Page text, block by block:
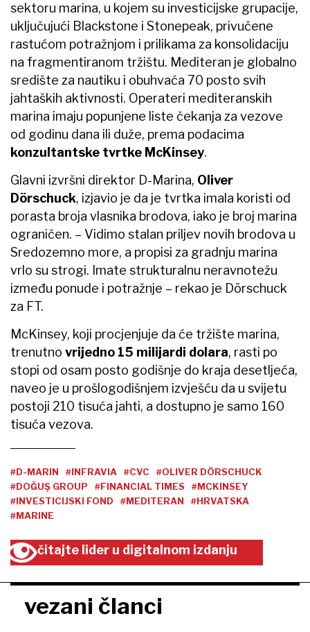
sektoru marina, u kojem su investicijske grupacije,
uključujući Blackstone i Stonepeak, privučene
rastućom potražnjom i prilikama za konsolidaciju
na fragmentiranom tržištu. Mediteran je globalno
središte za nautiku i obuhvaća 70 posto svih
jahtaških aktivnosti. Operateri mediteranskih
marina imaju popunjene liste čekanja za vezove
od godinu dana ili duže, prema podacima
konzultantske tvrtke McKinsey.
Glavni izvršni direktor D-Marina, Oliver
Dörschuck, izjavio je da je tvrtka imala koristi od
porasta broja vlasnika brodova, iako je broj marina
ograničen. – Vidimo stalan priljev novih brodova u
Sredozemno more, a propisi za gradnju marina
vrlo su strogi. Imate strukturalnu neravnotežu
između ponude i potražnje – rekao je Dörschuck
za FT.
McKinsey, koji procjenjuje da će tržište marina,
trenutno vrijedno 15 milijardi dolara, rasti po
stopi od osam posto godišnje do kraja desetljeća,
naveo je u prošlogodišnjem izvješću da u svijetu
postoji 210 tisuća jahti, a dostupno je samo 160
tisuća vezova.
#D-MARIN #INFRAVIA #CVC
#OLIVER DÖRSCHUCK
#DOĞUŞ GROUP
#FINANCIAL TIMES
#MCKINSEY
#INVESTICIJSKI FOND
#MEDITERAN
#HRVATSKA
#MARINE
čitajte lider u digitalnom izdanju
vezani članci